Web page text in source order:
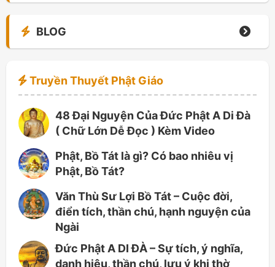
BLOG
Truyền Thuyết Phật Giáo
48 Đại Nguyện Của Đức Phật A Di Đà
( Chữ Lớn Dễ Đọc ) Kèm Video
Phật, Bồ Tát là gì? Có bao nhiêu vị
Phật, Bồ Tát?
Văn Thù Sư Lợi Bồ Tát – Cuộc đời,
điển tích, thần chú, hạnh nguyện của
Ngài
Đức Phật A DI ĐÀ – Sự tích, ý nghĩa,
danh hiệu, thần chú, lưu ý khi thờ